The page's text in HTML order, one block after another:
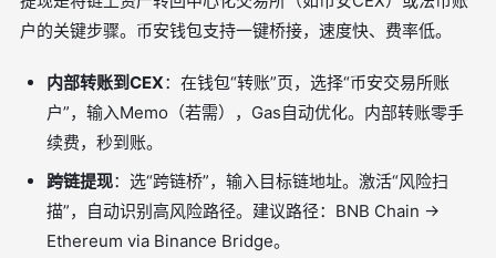
户的关键步骤。币安钱包支持一键桥接，速度快、费率低。
内部转账到CEX：在钱包“转账”页，选择“币安交易所账
户”，输入Memo（若需），Gas自动优化。内部转账零手
续费，秒到账。
跨链提现：选“跨链桥”，输入目标链地址。激活“风险扫
描”，自动识别高风险路径。建议路径：BNB Chain ->
Ethereum via Binance Bridge。